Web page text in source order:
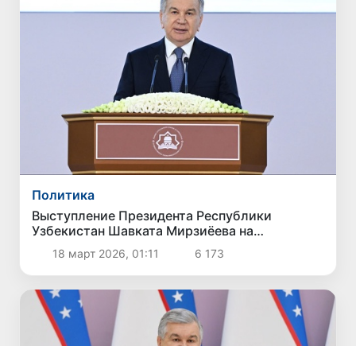
Политика
Выступление Президента Республики
Узбекистан Шавката Мирзиёева на
церемонии открытия Центра исламской
цивилизации в Узбекистане
18 март 2026, 01:11 6 173